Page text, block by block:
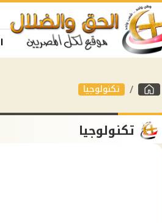
تكنولوجيا
تكنولوجيا